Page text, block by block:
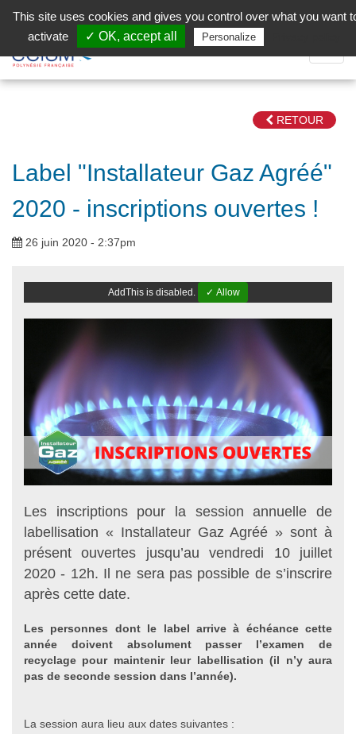
Facebook (Customer Chat) is disabled.
la
RETOUR
Label "Installateur Gaz Agréé"
2020 - inscriptions ouvertes !
26 juin 2020 - 2:37pm
AddThis is disabled. ✓ Allow
Les inscriptions pour la session annuelle de
labellisation « Installateur Gaz Agréé » sont à
présent ouvertes jusqu’au vendredi 10 juillet
2020 - 12h. Il ne sera pas possible de s’inscrire
après cette date.
Les personnes dont le label arrive à échéance cette
année doivent absolument passer l’examen de
recyclage pour maintenir leur labellisation (il n’y aura
pas de seconde session dans l’année).
La session aura lieu aux dates suivantes :
This site uses cookies and gives you control over what you want
activate
✓ OK, accept all Personalize